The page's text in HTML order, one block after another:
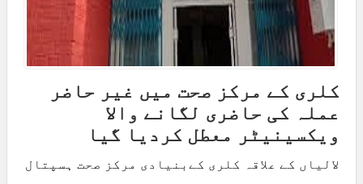
کلری کے مرکز صحت میں غیر حاضر
عملہ کی حاضری لگانے والا
ویکسینیٹر معطل کردیا گیا
لالیاں کے علاقہ کلری کےبنیادی مرکز صحت ہسپتال